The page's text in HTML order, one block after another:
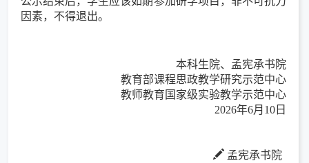
因素，不得退出。
本科生院、孟宪承书院
教育部课程思政教学研究示范中心
教师教育国家级实验教学示范中心
2026年6月 10 日
孟宪承书院